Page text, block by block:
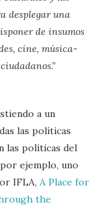
desplegar una
de insumos
cine, música-
a un
las políticas
las políticas del
ejemplo, uno
IFLA, A Place for
the